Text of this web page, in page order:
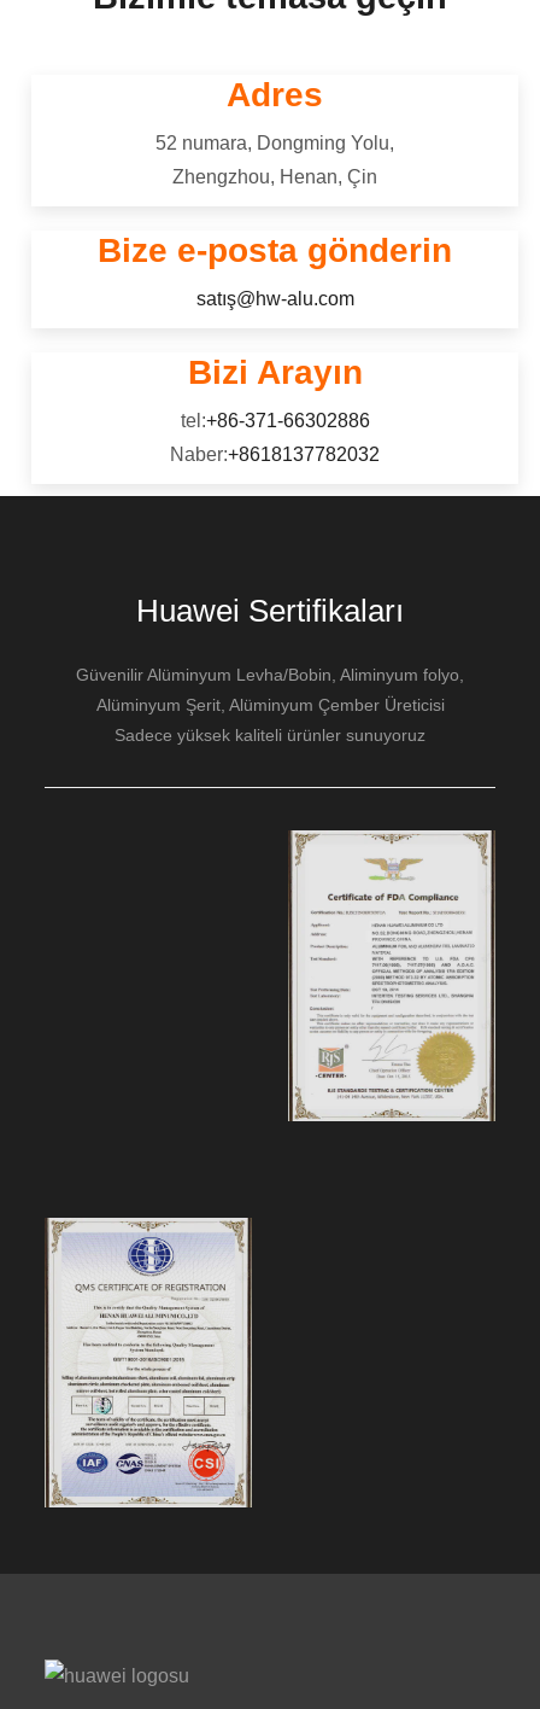
açıklar, Ayrıntılar Alaşım Seçimi,
teknikleriyle karşılaştırır.
5182 alüminyum alaşımı aittir 5000
kaynaklanabilirlik, iyi soğuk
Adres
52 numara, Dongming Yolu,
Zhengzhou, Henan, Çin
Bize e-posta gönderin
satış@hw-alu.com
Bizi Arayın
tel:+86-371-66302886
Naber:+8618137782032
Huawei Sertifikaları
Güvenilir Alüminyum Levha/Bobin, Aliminyum folyo,
Alüminyum Şerit, Alüminyum Çember Üreticisi
Sadece yüksek kaliteli ürünler sunuyoruz